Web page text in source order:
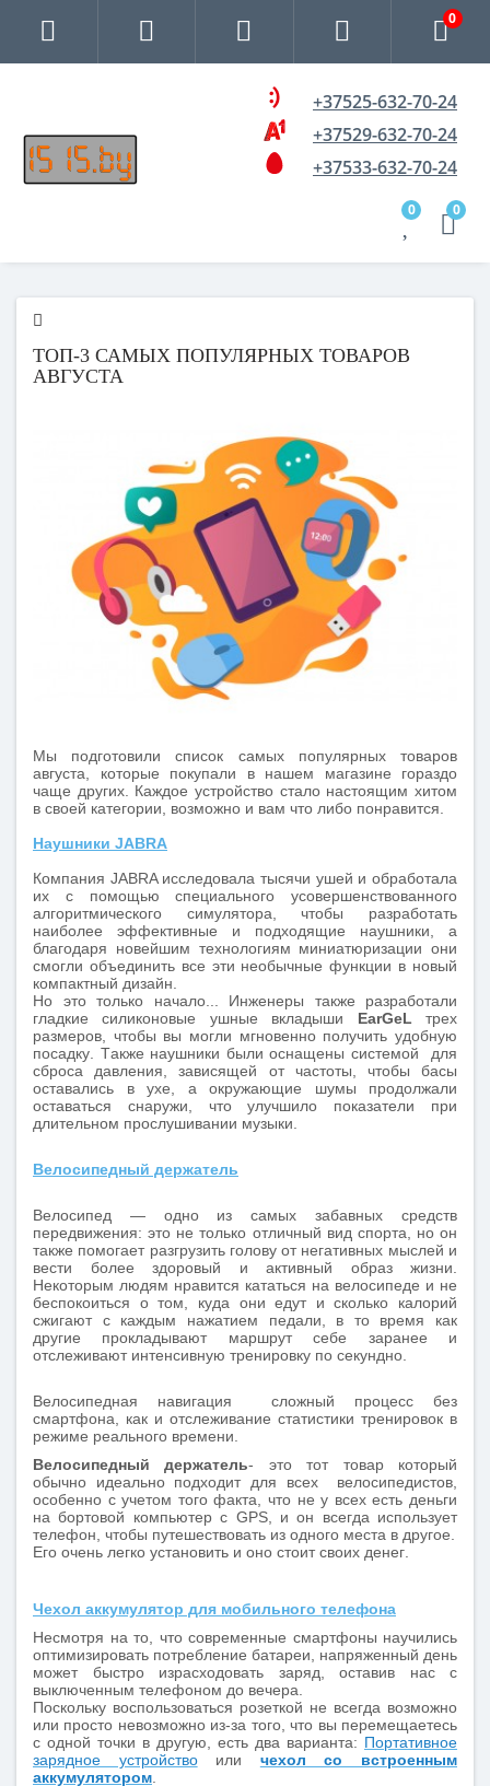
0
+37525-632-70-24
+37529-632-70-24
+37533-632-70-24
0 0
ТОП-3 САМЫХ ПОПУЛЯРНЫХ ТОВАРОВ
АВГУСТА
Мы подготовили список самых популярных товаров
августа, которые покупали в нашем магазине гораздо
чаще других. Каждое устройство стало настоящим хитом
в своей категории, возможно и вам что либо понравится.
Наушники JABRA
Компания JABRA исследовала тысячи ушей и обработала
их с помощью специального усовершенствованного
алгоритмического симулятора, чтобы разработать
наиболее эффективные и подходящие наушники, а
благодаря новейшим технологиям миниатюризации они
смогли объединить все эти необычные функции в новый
компактный дизайн.
Но это только начало... Инженеры также разработали
гладкие силиконовые ушные вкладыши EarGeL трех
размеров, чтобы вы могли мгновенно получить удобную
посадку. Также наушники были оснащены системой для
сброса давления, зависящей от частоты, чтобы басы
оставались в ухе, а окружающие шумы продолжали
оставаться снаружи, что улучшило показатели при
длительном прослушивании музыки.
Велосипедный держатель
Велосипед — одно из самых забавных средств
передвижения: это не только отличный вид спорта, но он
также помогает разгрузить голову от негативных мыслей и
вести более здоровый и активный образ жизни.
Некоторым людям нравится кататься на велосипеде и не
беспокоиться о том, куда они едут и сколько калорий
сжигают с каждым нажатием педали, в то время как
другие прокладывают маршрут себе заранее и
отслеживают интенсивную тренировку по секундно.
Велосипедная навигация сложный процесс без
смартфона, как и отслеживание статистики тренировок в
режиме реального времени.
Велосипедный держатель- это тот товар который
обычно идеально подходит для всех велосипедистов,
особенно с учетом того факта, что не у всех есть деньги
на бортовой компьютер с GPS, и он всегда использует
телефон, чтобы путешествовать из одного места в другое.
Его очень легко установить и оно стоит своих денег.
Чехол аккумулятор для мобильного телефона
Несмотря на то, что современные смартфоны научились
оптимизировать потребление батареи, напряженный день
может быстро израсходовать заряд, оставив нас с
выключенным телефоном до вечера.
Поскольку воспользоваться розеткой не всегда возможно
или просто невозможно из-за того, что вы перемещаетесь
с одной точки в другую, есть два варианта: Портативное
зарядное устройствоили чехол со встроенным
аккумулятором